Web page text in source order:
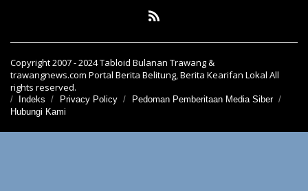
Copyright 2007 - 2024 Tabloid Bulanan Trawang &
trawangnews.com Portal Berita Belitung, Berita Kearifan Lokal All
rights reserved.
Indeks Privacy Policy
Pedoman Pemberitaan Media Siber
Hubungi Kami